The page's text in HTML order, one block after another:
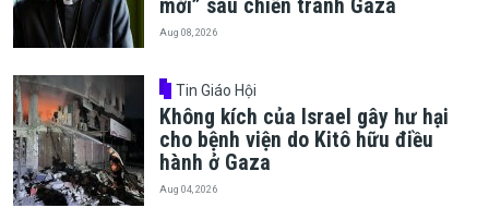
mới” sau chiến tranh Gaza
Aug 08, 2026
Tin Giáo Hội
Không kích của Israel gây hư hại
cho bệnh viện do Kitô hữu điều
hành ở Gaza
Aug 04, 2026